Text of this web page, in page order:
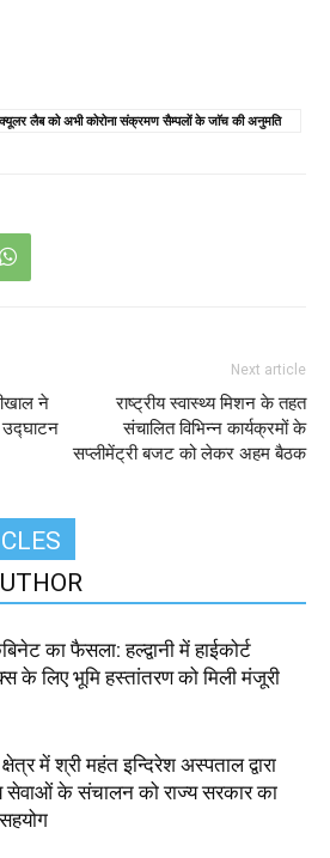
लैब को अभी कोरोना संक्रमण सैम्पलों के जाॅच की अनुमति
ने
उद्घाटन
Next article
राष्ट्रीय स्वास्थ्य मिशन के तहत
संचालित विभिन्न कार्यक्रमों के
सप्लीमेंट्री बजट को लेकर अहम बैठक
का फैसला: हल्द्वानी में हाईकोर्ट
के लिए भूमि हस्तांतरण को मिली मंजूरी
में श्री महंत इन्दिरेश अस्पताल द्वारा
सेवाओं के संचालन को राज्य सरकार का